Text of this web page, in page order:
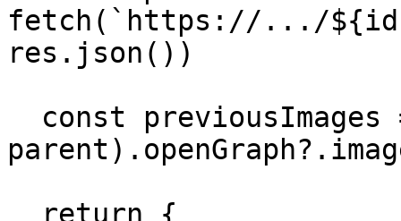
fetch(`https://.../
res.json())